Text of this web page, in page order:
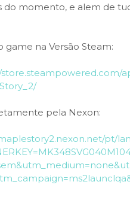
do momento, e alem de
game na Versão Steam:
store.steampowered.com/
pela Nexon:
pt/